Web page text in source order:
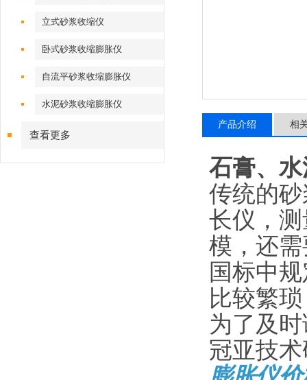
立式砂浆收缩仪
卧式砂浆收缩膨胀仪
自流平砂浆收缩膨胀仪
水泥砂浆收缩膨胀仪
查看更多
产品介绍 相
石膏、
传统的
长仪，
模，还
国标中
比较繁
为了及
冠亚技